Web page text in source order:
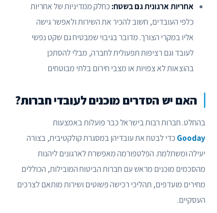
אחריות ארגונית גם בשטח: כחלק ממדיניות של אחריות
כלפי העובדים, חשוב להכיר את השירות ולאפשר גישה
אליו במקרי הצורך. מדובר בגיבוי שמבטיח גם שקט נפשי
לעובד וגם רציפות תפעולית לחברה, מבלי להסתכן
בהוצאות לא צפויות או מצבי חירום בלתי מבוטחים
האם יש הסדרים מוכנים לעובדי חברות?
בהחלט. חברות רבות בישראל כבר פועלות באמצעות
Gooday כדי לבטח את עובדיהן במסגרת קולקטיבית, בצורה
יעילה ומשתלמת. הפלטפורמה מאפשרת לארגונים ליהנות
מהסכמים מוכנים מראש עם חברות הביטוח המובילות, הכוללים
מחירים מועדפים, תהליכי רכישה פשוטים ושירות מותאם לצרכים
העסקיים.